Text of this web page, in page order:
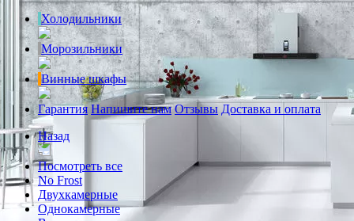
Холодильники
Морозильники
Винные шкафы
Гарантия Напишите нам Отзывы Доставка и оплата
Назад
Посмотреть все
No Frost
Двухкамерные
Однокамерные